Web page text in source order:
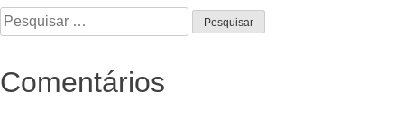
Pesquisar
por:
Comentários